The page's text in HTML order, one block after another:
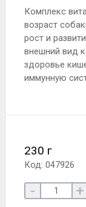
Комплекс
возраст
рост и
внешний вид
здоровье
иммунную
230 г
Код: 047926
- +